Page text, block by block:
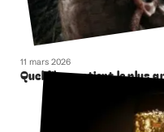
11 mars 2026
Quel film contient le plus